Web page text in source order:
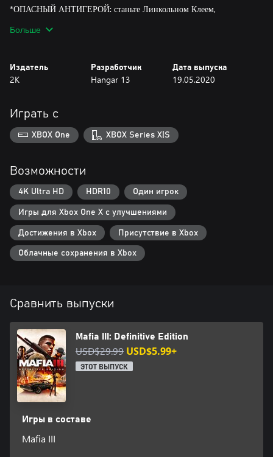
*ОПАСНЫЙ АНТИГЕРОЙ: станьте Линкольном Клеем,
убийцам своей приемной семьи
мафии — с помощью скрытности, грубой силы или огневой
мощи
*НОВАЯ СЕМЬЯ НА РУИНАХ СТАРОЙ: постройте новую
преступную империю. Решайте, кого из помощников наградить,
а кого — подставить
куртку и машину Линкольна для Mafia: Definitive Edition и Mafia
Больше
Издатель
2K
Разработчик
Hangar 13
Дата выпуска
19.05.2020
Играть с
XBOX One XBOX Series X|S
Возможности
4K Ultra HD HDR10 Один игрок
Игры для Xbox One X с улучшениями
Достижения в Xbox Присутствие в Xbox
Облачные сохранения в Xbox
Сравнить выпуски
Mafia III: Definitive Edition
USD$29.99 USD$5.99+
ЭТОТ ВЫПУСК
Игры в составе
Mafia III